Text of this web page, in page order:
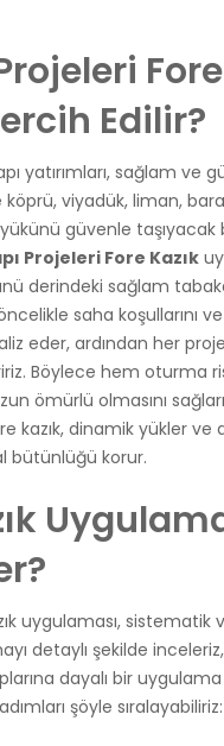
Edilir?
yatırımları, sağlam ve
köprü, viyadük, liman,
güvenle taşıyacak
Projeleri Fore Kazık
derindeki sağlam
saha koşullarını
eder, ardından her
Böylece hem oturma
ömürlü olmasını
kazık, dinamik yükler ve
bütünlüğü korur.
uygulaması, sistematik
detaylı şekilde
dayalı bir
şöyle sıralayabiliriz: